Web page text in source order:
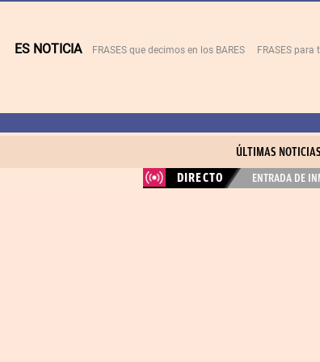
ES NOTICIA FRASES que decimos en los BARES FRASES
ÚLTIMAS NOTICIAS
DIRECTO
ENTRADA DE